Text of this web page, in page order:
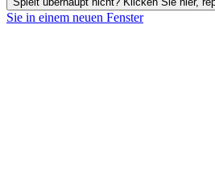
Sie in einem neuen Fenster